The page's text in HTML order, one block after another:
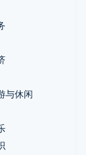
与休闲